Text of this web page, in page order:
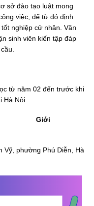
sở đào tạo luật mong
việc, để từ đó định
nghiệp cử nhân. Văn
sinh viên kiến tập đáp
từ năm 02 đến trước khi
Hà Nội
Giới
Vỹ, phường Phú Diễn, Hà